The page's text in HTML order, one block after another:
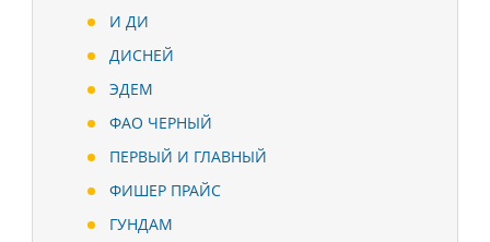
И ДИ
ДИСНЕЙ
ЭДЕМ
ФАО ЧЕРНЫЙ
ПЕРВЫЙ И ГЛАВНЫЙ
ФИШЕР ПРАЙС
ГУНДАМ